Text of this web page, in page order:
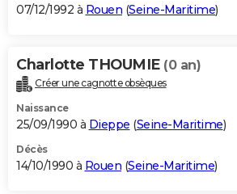
07/12/1992 à Rouen (Seine-Maritime)
Charlotte THOUMIE (0 an)
Créer une cagnotte obsèques
Naissance
25/09/1990 à Dieppe (Seine-Maritime)
Décès
14/10/1990 à Rouen (Seine-Maritime)